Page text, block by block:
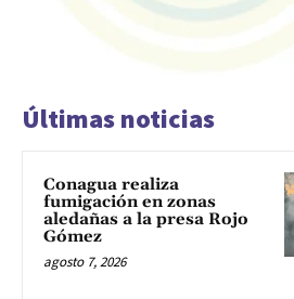
Últimas noticias
Conagua realiza
fumigación en zonas
aledañas a la presa Rojo
Gómez
agosto 7, 2026